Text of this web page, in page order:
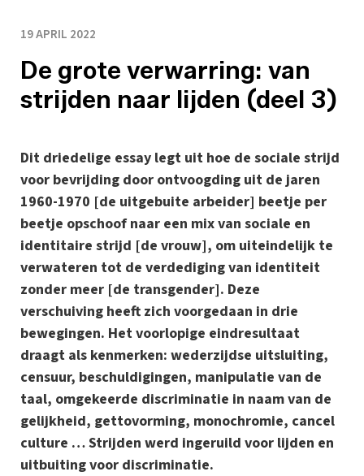
19 APRIL 2022
De grote verwarring: van
strijden naar lijden (deel 3)
Dit driedelige essay legt uit hoe de sociale strijd
voor bevrijding door ontvoogding uit de jaren
1960-1970 [de uitgebuite arbeider] beetje per
beetje opschoof naar een mix van sociale en
identitaire strijd [de vrouw], om uiteindelijk te
verwateren tot de verdediging van identiteit
zonder meer [de transgender]. Deze
verschuiving heeft zich voorgedaan in drie
bewegingen. Het voorlopige eindresultaat
draagt als kenmerken: wederzijdse uitsluiting,
censuur, beschuldigingen, manipulatie van de
taal, omgekeerde discriminatie in naam van de
gelijkheid, gettovorming, monochromie, cancel
culture … Strijden werd ingeruild voor lijden en
uitbuiting voor discriminatie.